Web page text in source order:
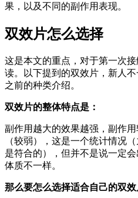
果，以及不同的副作用表现。
双效片怎么选择
这是本文的重点，对于第一次
读。以下提到的双效片，新人
之前的种类介绍。
双效片的整体特点是：
副作用越大的效果越强，副作
（较弱），这是一个统计情况
是符合的），但并不是说一定
体质不一样。
那么要怎么选择适合自己的双效